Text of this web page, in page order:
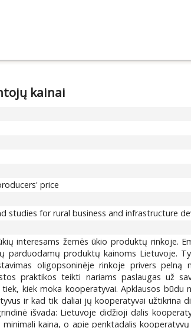
kainai
price
studies for rural business and infrastructure
interesams žemės ūkio produktų rinkoje.
produktų kainoms Lietuvoje.
oligopsoninėje rinkoje privers pelną
praktikos teikti nariams paslaugas už
kiek moka kooperatyvai. Apklausos būdu
ir kad tik daliai jų kooperatyvai užtikrina
išvada: Lietuvoje didžioji dalis
kaina, o apie penktadalis